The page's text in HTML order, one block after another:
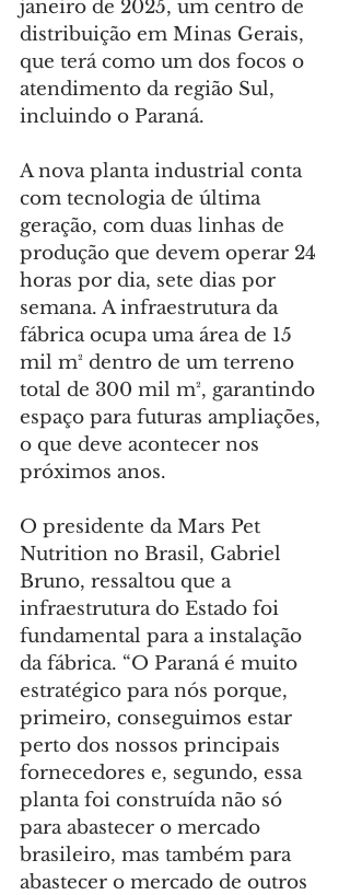
janeiro de 2025, um centro de
distribuição em Minas Gerais,
que terá como um dos focos o
atendimento da região Sul,
incluindo o Paraná.
A nova planta industrial conta
com tecnologia de última
geração, com duas linhas de
produção que devem operar 24
horas por dia, sete dias por
semana. A infraestrutura da
fábrica ocupa uma área de 15
mil m² dentro de um terreno
total de 300 mil m², garantindo
espaço para futuras ampliações,
o que deve acontecer nos
próximos anos.
O presidente da Mars Pet
Nutrition no Brasil, Gabriel
Bruno, ressaltou que a
infraestrutura do Estado foi
fundamental para a instalação
da fábrica. “O Paraná é muito
estratégico para nós porque,
primeiro, conseguimos estar
perto dos nossos principais
fornecedores e, segundo, essa
planta foi construída não só
para abastecer o mercado
brasileiro, mas também para
abastecer o mercado de outros